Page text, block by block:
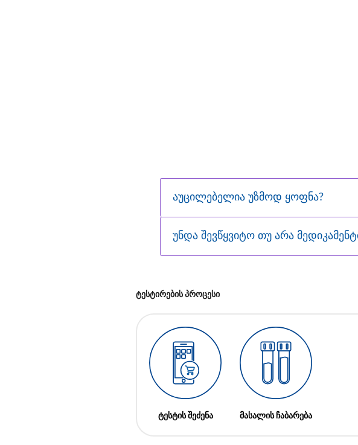
აუცილებელია უზმოდ ყოფნა?
უნდა შევწყვიტო თუ არა
ტესტირების პროცესი
ტესტის შეძენა მასალის ჩაბარება